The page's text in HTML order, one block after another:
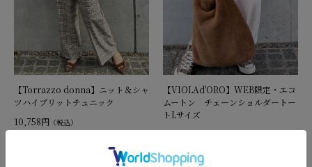
【Torrazzo donna】ニット＆シャ
ツハイブリットチュニック
10,758円 （税込）
【VIOLAd'ORO】WEB限定・エコ
ムートン チェーンショルダートー
トLサイズ
18,480円